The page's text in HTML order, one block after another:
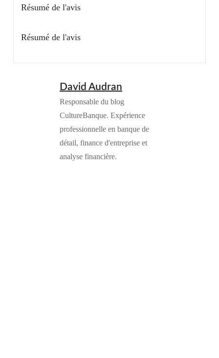
Résumé de l'avis
Résumé de l'avis
David Audran
Responsable du blog
CultureBanque. Expérience
professionnelle en banque de
détail, finance d'entreprise et
analyse financière.